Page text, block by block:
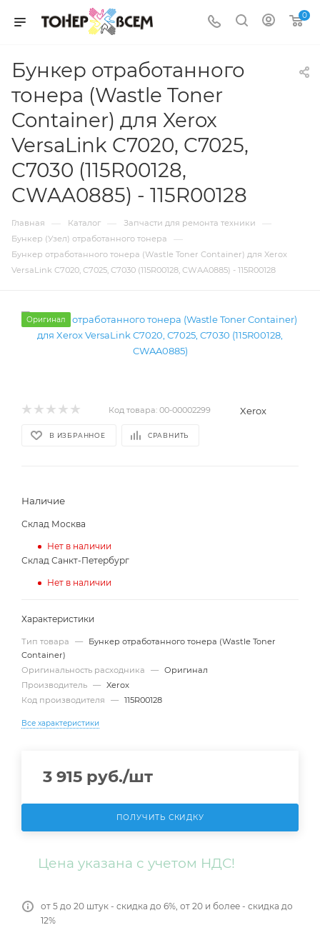
0
Бункер отработанного
тонера (Wastle Toner
Container) для Xerox
VersaLink C7020, C7025,
C7030 (115R00128,
CWAA0885) - 115R00128
Главная — Каталог — Запчасти для ремонта техники —
Бункер (Узел) отработанного тонера —
Бункер отработанного тонера (Wastle Toner Container) для Xerox
VersaLink C7020, C7025, C7030 (115R00128, CWAA0885) - 115R00128
Оригинал
Код товара: 00-00002299 Xerox
В ИЗБРАННОЕ СРАВНИТЬ
Наличие
Склад Москва
Нет в наличии
Склад Санкт-Петербург
Нет в наличии
Характеристики
Тип товара —
Бункер отработанного тонера (Wastle Toner
Container)
Оригинальность расходника
— Оригинал
Производитель — Xerox
Код производителя
— 115R00128
Все характеристики
3 915 руб./шт
ПОЛУЧИТЬ СКИДКУ
Цена указана с учетом НДС!
от 5 до 20 штук - скидка до 6%, от 20 и более - скидка до
12%